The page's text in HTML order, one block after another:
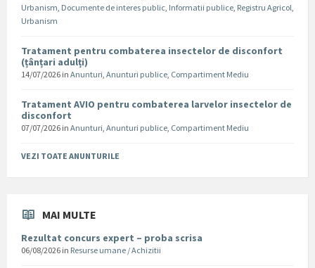
Urbanism, Documente de interes public, Informatii publice, Registru Agricol,
Urbanism
Tratament pentru combaterea insectelor de disconfort
(țânțari adulți)
14/07/2026 in Anunturi, Anunturi publice, Compartiment Mediu
Tratament AVIO pentru combaterea larvelor insectelor de
disconfort
07/07/2026 in Anunturi, Anunturi publice, Compartiment Mediu
VEZI TOATE ANUNTURILE
MAI MULTE
Rezultat concurs expert – proba scrisa
06/08/2026 in Resurse umane / Achizitii